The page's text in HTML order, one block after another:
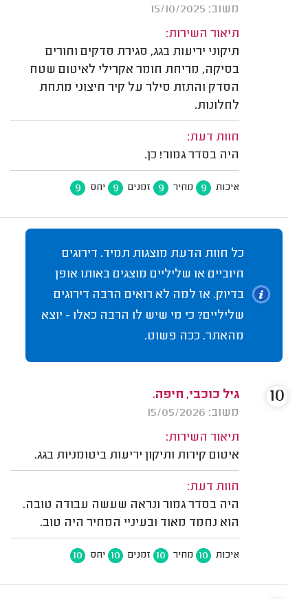
משוב: 15/10/2025
תיאור השירות:
תיקוני יריעות בגג, סגירת סדקים וחורים
בסיקה, מריחת חומר אקרילי לאיטום שטח
הסדק והתזת סילר על קיר חיצוני מתחת
לחלונות.
חוות דעת:
היה בסדר גמור! כן.
איכות 9 מחיר 9 זמנים 9 יחס 9
כל חוות הדעת מוצגות תמיד. דירוגים
חיוביים או שליליים מוצגים באותו אופן
בדיוק. אז למה לא רואים הרבה דירוגים
שליליים? כי מי שיש לו הרבה כאלו - יוצא
מהאתר. ככה פשוט.
גיל כוכבי, חיפה.
משוב: 15/05/2026
תיאור השירות:
איטום קירות ותיקון יריעות ביטומניות בגג.
חוות דעת:
היה בסדר גמור ונראה שעשה עבודה טובה.
הוא נחמד מאוד ובעיניי המחיר היה טוב.
איכות 10 מחיר 10 זמנים 10 יחס 10
10